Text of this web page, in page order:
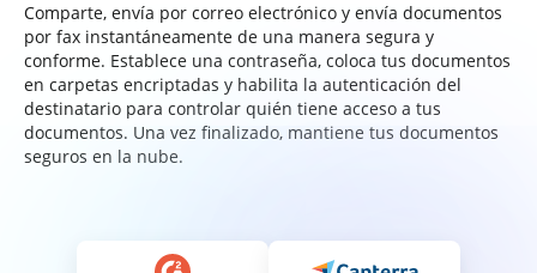
Comparte, envía por correo electrónico y envía documentos
por fax instantáneamente de una manera segura y
conforme. Establece una contraseña, coloca tus documentos
en carpetas encriptadas y habilita la autenticación del
destinatario para controlar quién tiene acceso a tus
documentos. Una vez finalizado, mantiene tus documentos
seguros en la nube.